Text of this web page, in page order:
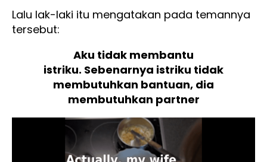
Lalu lak-laki itu mengatakan pada temannya
tersebut:
Aku tidak membantu
istriku. Sebenarnya istriku tidak
membutuhkan bantuan, dia
membutuhkan partner